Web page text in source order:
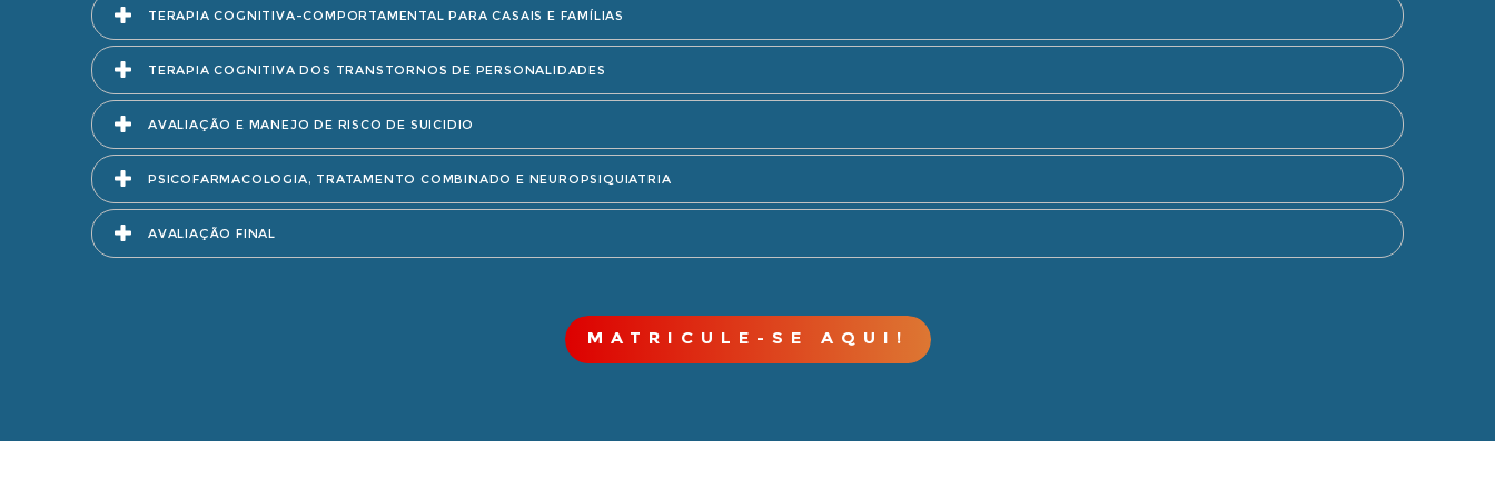
TERAPIA COGNITIVA-COMPORTAMENTAL PARA CASAIS E FAMÍLIAS
TERAPIA COGNITIVA DOS TRANSTORNOS DE PERSONALIDADES
AVALIAÇÃO E MANEJO DE RISCO DE SUICIDIO
PSICOFARMACOLOGIA, TRATAMENTO COMBINADO E NEUROPSIQUIATRIA
AVALIAÇÃO FINAL
MATRICULE-SE AQUI!